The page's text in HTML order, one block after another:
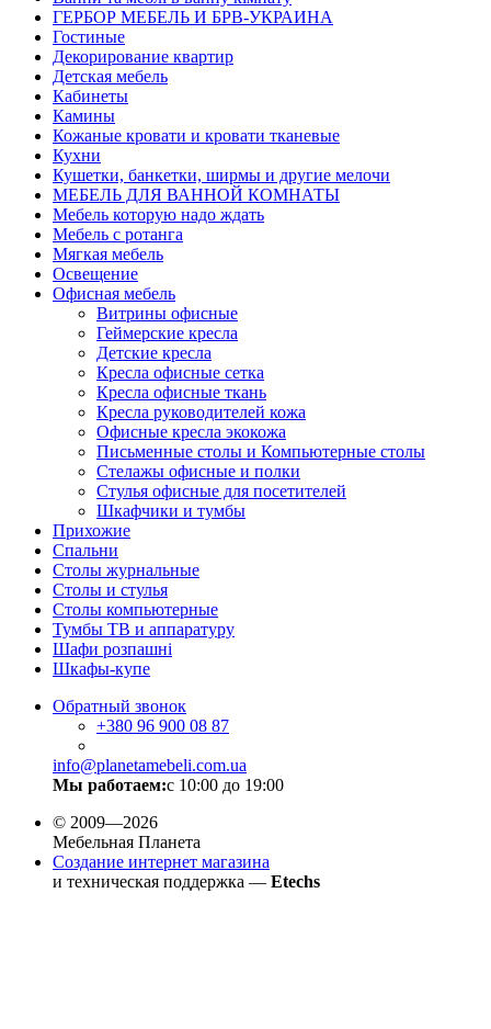
ГЕРБОР МЕБЕЛЬ И БРВ-УКРАИНА
Гостиные
Декорирование квартир
Детская мебель
Кабинеты
Камины
Кожаные кровати и кровати тканевые
Кухни
Кушетки, банкетки, ширмы и другие мелочи
МЕБЕЛЬ ДЛЯ ВАННОЙ КОМНАТЫ
Мебель которую надо ждать
Мебель с ротанга
Мягкая мебель
Освещение
Офисная мебель
Витрины офисные
Геймерские кресла
Детские кресла
Кресла офисные сетка
Кресла офисные ткань
Кресла руководителей кожа
Офисные кресла экокожа
Письменные столы и Компьютерные столы
Стелажы офисные и полки
Стулья офисные для посетителей
Шкафчики и тумбы
Прихожие
Спальни
Столы журнальные
Столы и стулья
Столы компьютерные
Тумбы ТВ и аппаратуру
Шафи розпашні
Шкафы-купе
Обратный звонок
+380 96 900 08 87
info@planetamebeli.com.ua
Мы работаем:с 10:00 до 19:00
© 2009—2026
Мебельная Планета
Создание интернет магазина
и техническая поддержка — Etechs